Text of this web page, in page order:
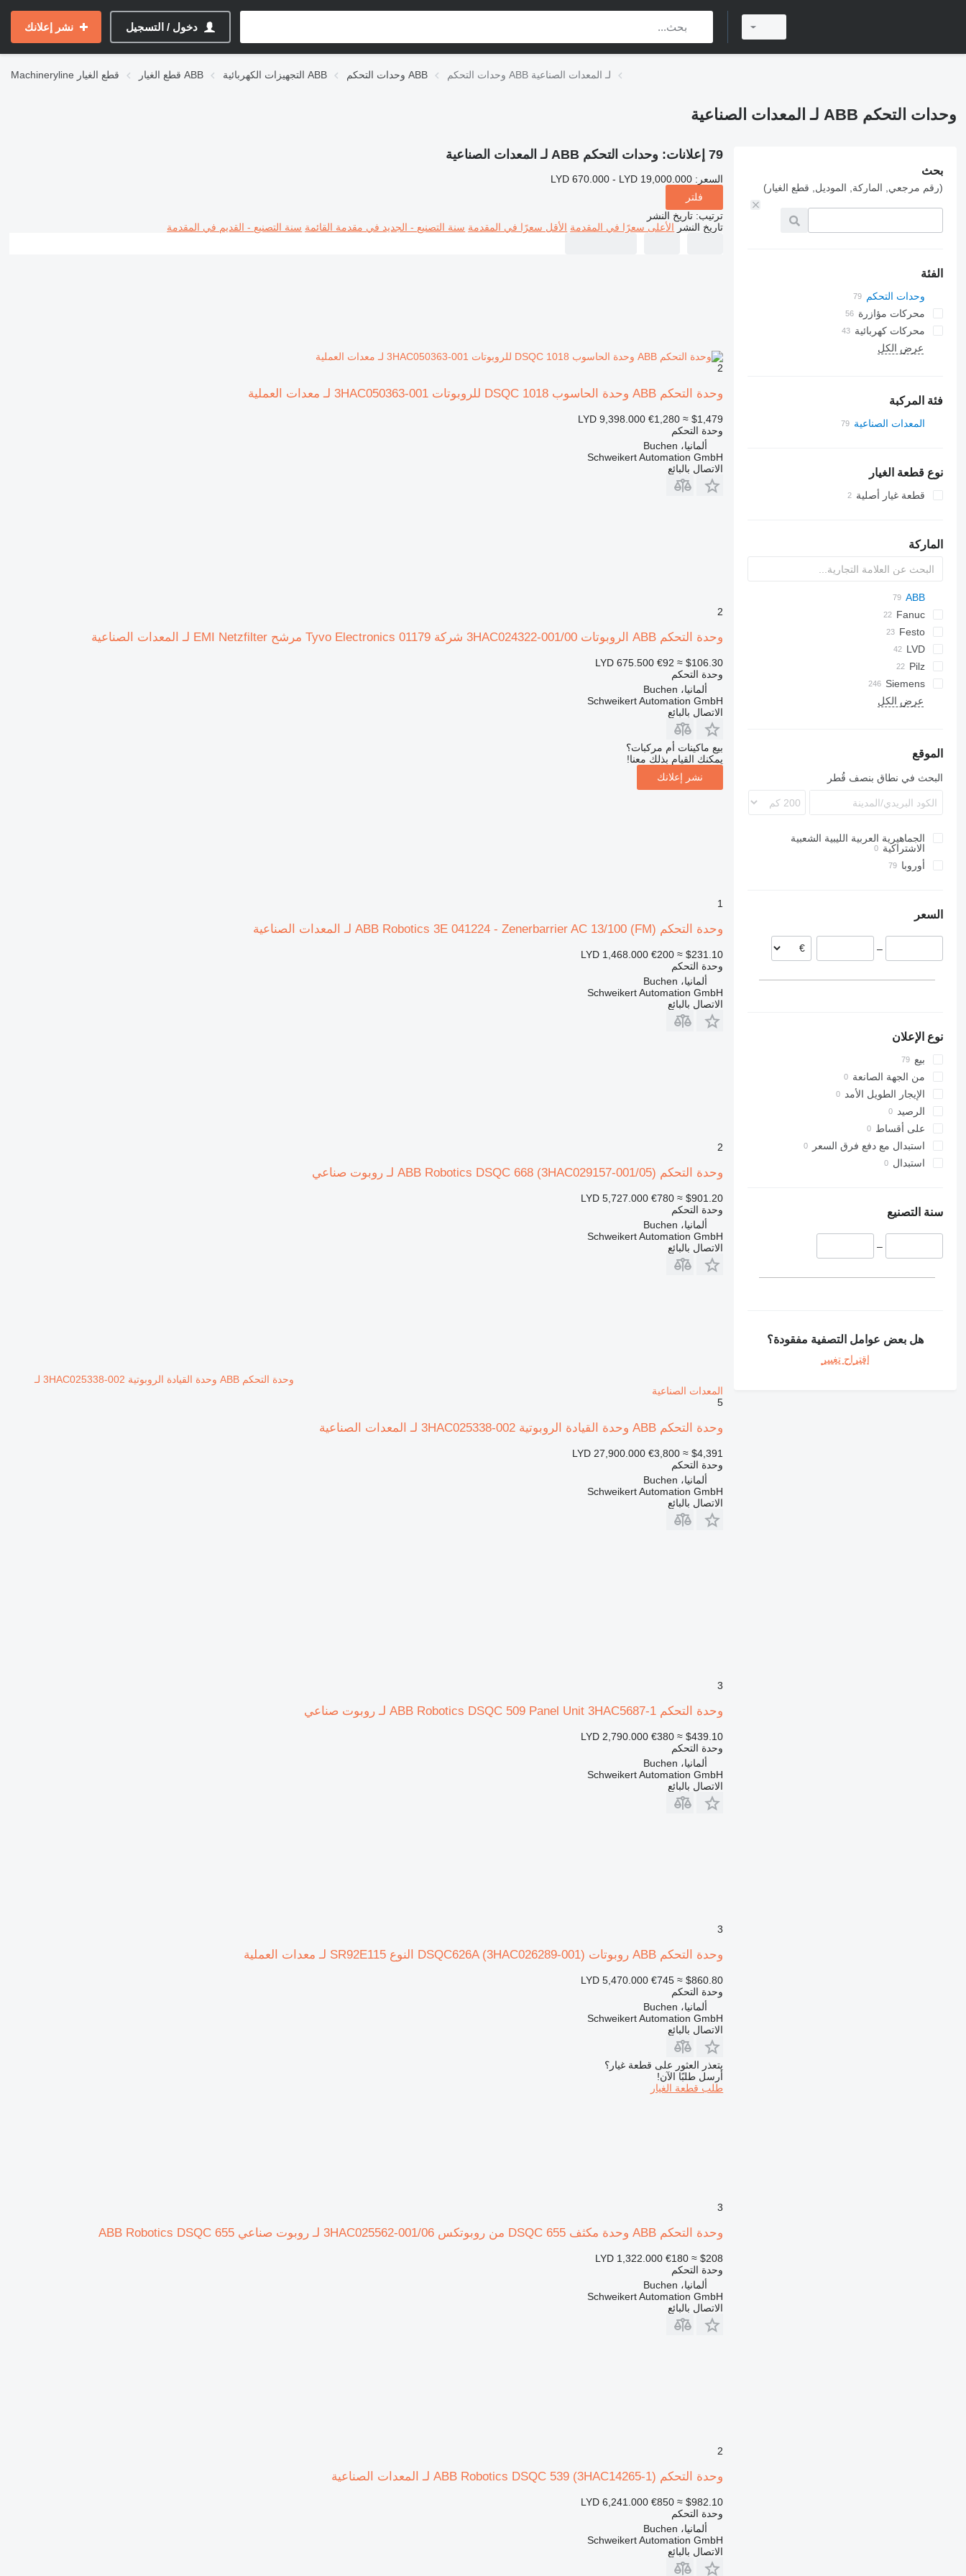
دخول / التسجيل نشر إعلانك
Machineryline قطع الغيار قطع الغيار ABB التجهيزات الكهربائية ABB وحدات التحكم ABB وحدات التحكم ABB لـ المعدات الصناعية
وحدات التحكم ABB لـ المعدات الصناعية
بحث
(رقم مرجعي, الماركة, الموديل, قطع الغيار)
الفئة
وحدات التحكم
محركات مؤازرة
محركات كهربائية
عرض الكل
فئة المركبة
المعدات الصناعية
روبوتات صناعيةنوع قطعة الغيار
قطعة غيار أصلية
الماركة
ABB
Fanuc
Festo
ECELVD
A-series
R-series
Pilz
Siemens
عرض الكل
الموقع
البحث في نطاق بنصف قُطر
الجماهيرية العربية الليبية الشعبية
الاشتراكية
أوروبا
السعر
–
نوع الإعلان
بيع
من الجهة الصانعة
الإيجار الطويل الأمد
الرصيد
على أقساط
استبدال مع دفع فرق السعر
استبدال
سنة التصنيع
–
هل بعض عوامل التصفية مفقودة؟
اقتراح تغيير
79 إعلانات: وحدات التحكم ABB لـ المعدات الصناعية
السعر: LYD 670.000 - LYD 19,000.000
فلتر
ترتيب: تاريخ النشر
تاريخ النشر الأعلى سعرًا في المقدمة الأقل سعرًا في المقدمة سنة التصنيع - الجديد في مقدمة القائمة سنة التصنيع - القديم في المقدمة
2
وحدة التحكم ABB وحدة الحاسوب DSQC 1018 للروبوتات 3HAC050363-001 لـ معدات العملية
LYD 9,398.000 €1,280 ≈ $1,479
وحدة التحكم
ألمانيا، Buchen
Schweikert Automation GmbH
الاتصال بالبائع
2
وحدة التحكم ABB الروبوتات 3HAC024322-001/00 شركة Tyvo Electronics 01179 مرشح EMI Netzfilter لـ المعدات الصناعية
LYD 675.500 €92 ≈ $106.30
وحدة التحكم
ألمانيا، Buchen
Schweikert Automation GmbH
الاتصال بالبائع
بيع ماكينات أم مركبات؟
يمكنك القيام بذلك معنا!
نشر إعلانك
1
وحدة التحكم ABB Robotics 3E 041224 - Zenerbarrier AC 13/100 (FM) لـ المعدات الصناعية
LYD 1,468.000 €200 ≈ $231.10
وحدة التحكم
ألمانيا، Buchen
Schweikert Automation GmbH
الاتصال بالبائع
2
وحدة التحكم ABB Robotics DSQC 668 (3HAC029157-001/05) لـ روبوت صناعي
LYD 5,727.000 €780 ≈ $901.20
وحدة التحكم
ألمانيا، Buchen
Schweikert Automation GmbH
الاتصال بالبائع
وحدة التحكم ABB وحدة القيادة الروبوتية 3HAC025338-002 لـ
المعدات الصناعية
5
وحدة التحكم ABB وحدة القيادة الروبوتية 3HAC025338-002 لـ المعدات الصناعية
LYD 27,900.000 €3,800 ≈ $4,391
وحدة التحكم
ألمانيا، Buchen
Schweikert Automation GmbH
الاتصال بالبائع
3
وحدة التحكم ABB Robotics DSQC 509 Panel Unit 3HAC5687-1 لـ روبوت صناعي
LYD 2,790.000 €380 ≈ $439.10
وحدة التحكم
ألمانيا، Buchen
Schweikert Automation GmbH
الاتصال بالبائع
3
وحدة التحكم ABB روبوتات DSQC626A (3HAC026289-001) النوع SR92E115 لـ معدات العملية
LYD 5,470.000 €745 ≈ $860.80
وحدة التحكم
ألمانيا، Buchen
Schweikert Automation GmbH
الاتصال بالبائع
يتعذر العثور على قطعة غيار؟
أرسل طلبًا الآن!
طلب قطعة الغيار
3
وحدة التحكم ABB وحدة مكثف DSQC 655 من روبوتكس 3HAC025562-001/06 لـ روبوت صناعي ABB Robotics DSQC 655
LYD 1,322.000 €180 ≈ $208
وحدة التحكم
ألمانيا، Buchen
Schweikert Automation GmbH
الاتصال بالبائع
2
وحدة التحكم ABB Robotics DSQC 539 (3HAC14265-1) لـ المعدات الصناعية
LYD 6,241.000 €850 ≈ $982.10
وحدة التحكم
ألمانيا، Buchen
Schweikert Automation GmbH
الاتصال بالبائع